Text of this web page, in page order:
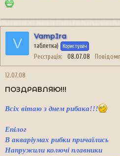
V VampIra
таблетка) Користувач
Реєстрація 08.07.08
12.07.08
ПОЗДРАВЛЯЮ!!!
Всіх вітаю з днем рибака!!!
Епілог
В акваріумах рибки причаїлись
Напружили колючі плавники